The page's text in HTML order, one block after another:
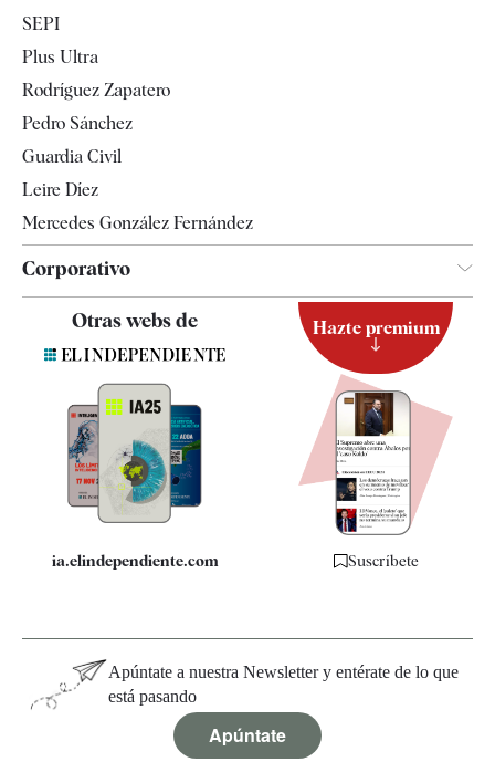
Televisión
SEPI
Plus Ultra
Rodríguez Zapatero
Pedro Sánchez
Guardia Civil
Leire Díez
Mercedes González Fernández
Corporativo
Quiénes somos
Especificaciones
Otras webs de
ia.elindependiente.com
Hazte premium
Suscríbete
Apúntate a nuestra Newsletter y entérate de lo que
está pasando
Apúntate